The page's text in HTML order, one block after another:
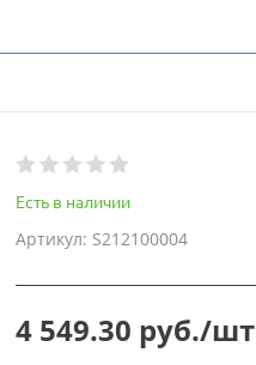
Есть в наличии
Артикул: S212100004
4 549.30 руб./шт